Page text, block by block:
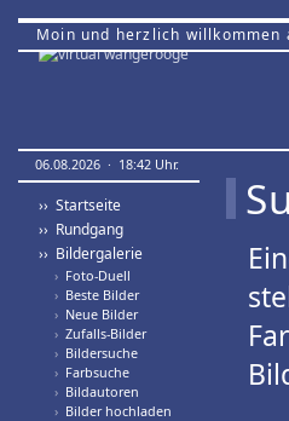
Moin und herzlich
06.08.2026 · 18:42 Uhr.
›› Startseite
›› Rundgang
›› Bildergalerie
› Foto-Duell
› Beste Bilder
› Neue Bilder
› Zufalls-Bilder
› Bildersuche
› Farbsuche
› Bildautoren
› Bilder hochladen